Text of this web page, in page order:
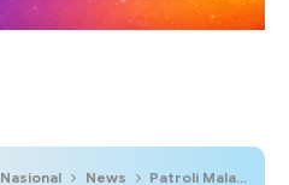
Nasional News Patroli Malam Polres Tolikara Perkuat Rasa Aman Warga di Karubaga